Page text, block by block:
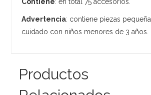
Advertencia: contiene piezas
cuidado con niños menores de 3 años.
Productos